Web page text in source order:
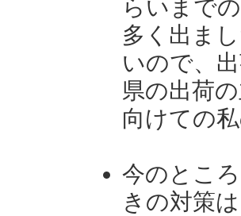
らいまで
多く出ま
いので、
県の出荷
向けての
今のとこ
きの対策